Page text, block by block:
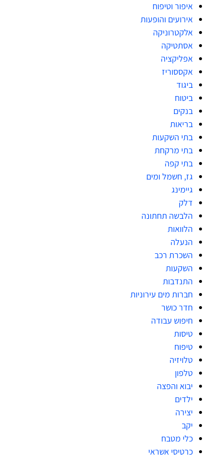
איפור וטיפוח
אירועים והופעות
אלקטרוניקה
אסתטיקה
אפליקציה
אקססוריז
ביגוד
ביטוח
בנקים
בריאות
בתי השקעות
בתי מרקחת
בתי קפה
גז, חשמל ומים
גיימינג
דלק
הלבשה תחתונה
הלוואות
הנעלה
השכרת רכב
השקעות
התנדבות
חברות מים עירוניות
חדר כושר
חיפוש עבודה
טיסות
טיפוח
טלויזיה
טלפון
יבוא והפצה
ילדים
יצירה
יקב
כלי מטבח
כרטיסי אשראי